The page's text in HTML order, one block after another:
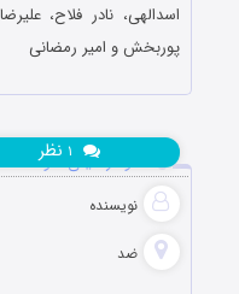
اسدالهی، نادر فلاح،
پوربخش و امیر رمضانی
دانلود رئالیتی شو ضد
نویسنده
ضد
نظر